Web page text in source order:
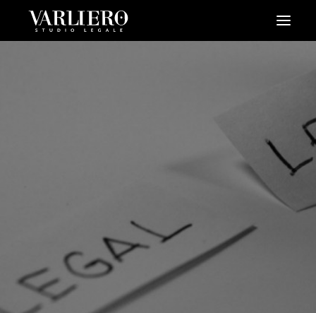
PRENDI UN APPUNTAMENTO